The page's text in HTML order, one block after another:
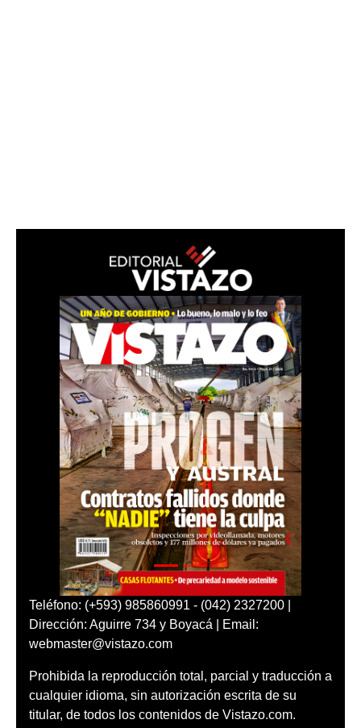
Teléfono: (+593) 985860991 - (042) 2327200 |
Dirección: Aguirre 734 y Boyacá | Email:
webmaster@vistazo.com
Prohibida la reproducción total, parcial y traducción a
cualquier idioma, sin autorización escrita de su
titular, de todos los contenidos de Vistazo.com.